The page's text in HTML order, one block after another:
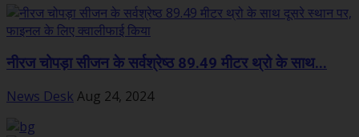
नीरज चोपड़ा सीजन के सर्वश्रेष्ठ 89.49 मीटर थ्रो के साथ...
News Desk Aug 24, 2024